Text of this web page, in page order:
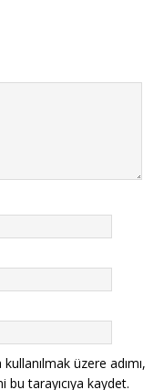
üzere adımı,
tarayıcıya kaydet.